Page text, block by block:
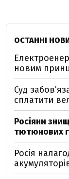
ОСТАННІ
новим
Суд
сплатити
Росіяни
тютюнових
Росія